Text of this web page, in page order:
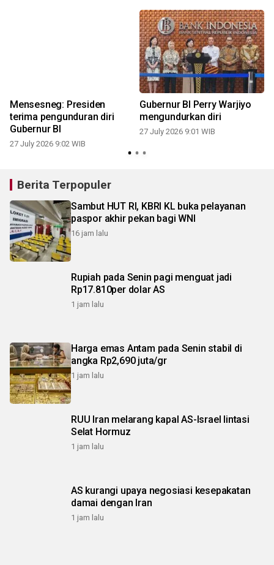
Mensesneg: Presiden
terima pengunduran diri
Gubernur BI
27 July 2026 9:02 WIB
Gubernur BI Perry Warjiyo
mengundurkan diri
27 July 2026 9:01 WIB
Berita Terpopuler
Sambut HUT RI, KBRI KL buka pelayanan
paspor akhir pekan bagi WNI
16 jam lalu
Rupiah pada Senin pagi menguat jadi
Rp17.810per dolar AS
1 jam lalu
Harga emas Antam pada Senin stabil di
angka Rp2,690 juta/gr
1 jam lalu
RUU Iran melarang kapal AS-Israel lintasi
Selat Hormuz
1 jam lalu
AS kurangi upaya negosiasi kesepakatan
damai dengan Iran
1 jam lalu